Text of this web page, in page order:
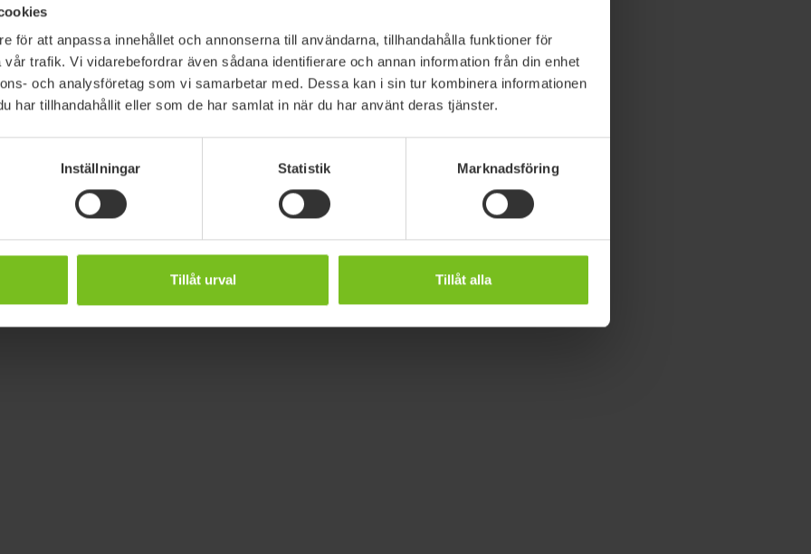
för att anpassa innehållet och annonserna till användarna, tillhandahålla funktioner för
trafik. Vi vidarebefordrar även sådana identifierare och annan information från din enhet
och analysföretag som vi samarbetar med. Dessa kan i sin tur kombinera informationen
har tillhandahållit eller som de har samlat in när du har använt deras tjänster.
Inställningar Statistik Marknadsföring
Tillåt urval Tillåt alla